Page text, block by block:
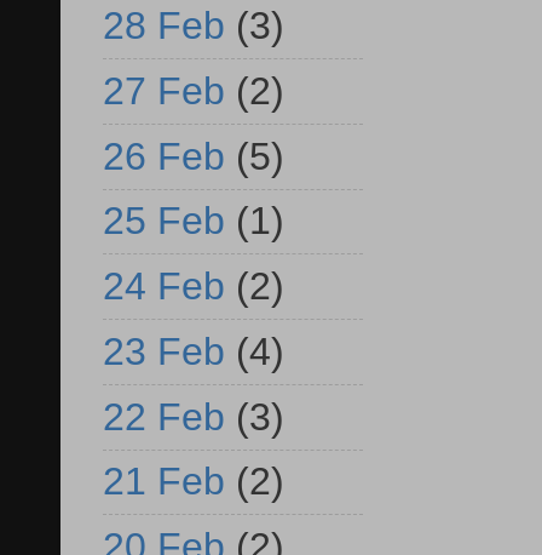
28 Feb (3)
27 Feb (2)
26 Feb (5)
25 Feb (1)
24 Feb (2)
23 Feb (4)
22 Feb (3)
21 Feb (2)